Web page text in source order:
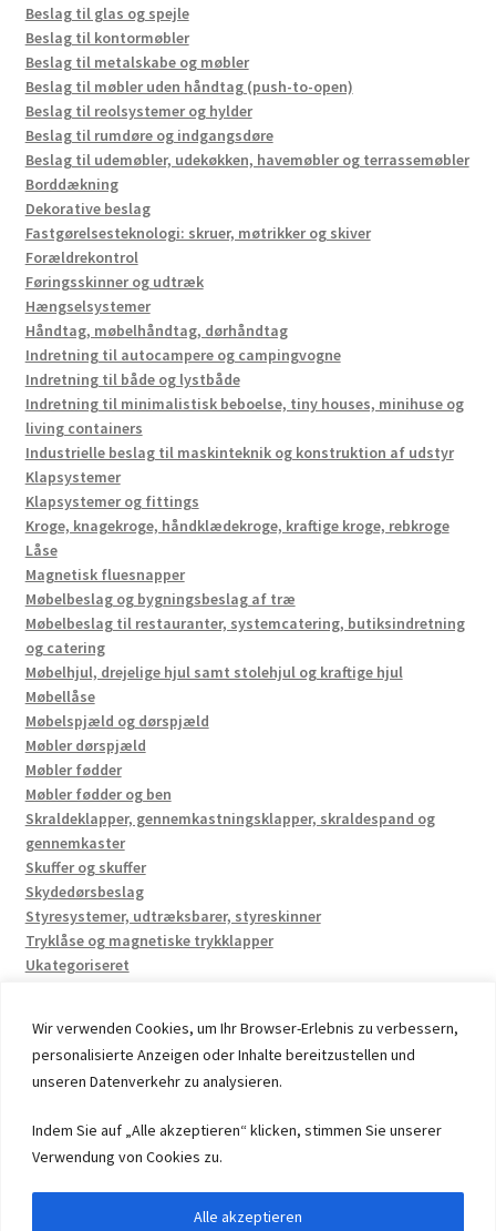
Wir verwenden Cookies, um Ihr Browser-Erlebnis zu verbessern,
personalisierte Anzeigen oder Inhalte bereitzustellen und
unseren Datenverkehr zu analysieren.
Indem Sie auf „Alle akzeptieren“ klicken, stimmen Sie unserer
Verwendung von Cookies zu.
Alle akzeptieren
Beslag til glas og spejle
Beslag til kontormøbler
Beslag til metalskabe og møbler
Beslag til møbler uden håndtag (push-to-open)
Beslag til reolsystemer og hylder
Beslag til rumdøre og indgangsdøre
Beslag til udemøbler, udekøkken, havemøbler og terrassemøbler
Borddækning
Dekorative beslag
Fastgørelsesteknologi: skruer, møtrikker og skiver
Forældrekontrol
Føringsskinner og udtræk
Hængselsystemer
Håndtag, møbelhåndtag, dørhåndtag
Indretning til autocampere og campingvogne
Indretning til både og lystbåde
Indretning til minimalistisk beboelse, tiny houses, minihuse og
living containers
Industrielle beslag til maskinteknik og konstruktion af udstyr
Klapsystemer
Klapsystemer og fittings
Kroge, knagekroge, håndklædekroge, kraftige kroge, rebkroge
Låse
Magnetisk fluesnapper
Møbelbeslag og bygningsbeslag af træ
Møbelbeslag til restauranter, systemcatering, butiksindretning
og catering
Møbelhjul, drejelige hjul samt stolehjul og kraftige hjul
Møbellåse
Møbelspjæld og dørspjæld
Møbler dørspjæld
Møbler fødder
Møbler fødder og ben
Skraldeklapper, gennemkastningsklapper, skraldespand og
gennemkaster
Skuffer og skuffer
Skydedørsbeslag
Styresystemer, udtræksbarer, styreskinner
Tryklåse og magnetiske trykklapper
Ukategoriseret
© 2026 by UMAXO Germany, member of the ERUON Group.
High quality Fittings, mechanical Components and